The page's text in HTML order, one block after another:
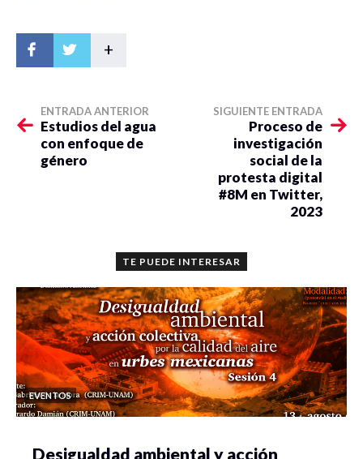
+
ENTRADA ANTERIOR
Estudios del agua
con enfoque de
género
SIGUIENTE ENTRADA
Proceso de
investigación
social de la
protesta digital
#8M en Twitter,
2023
TE PUEDE INTERESAR
EVENTOS
Desigualdad ambiental y acción